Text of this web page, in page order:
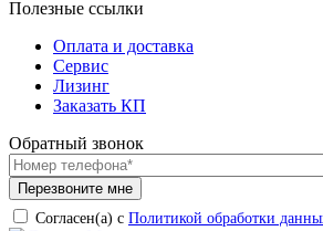
Полезные ссылки
Оплата и доставка
Сервис
Лизинг
Заказать КП
Обратный звонок
Согласен(а) с Политикой обработки